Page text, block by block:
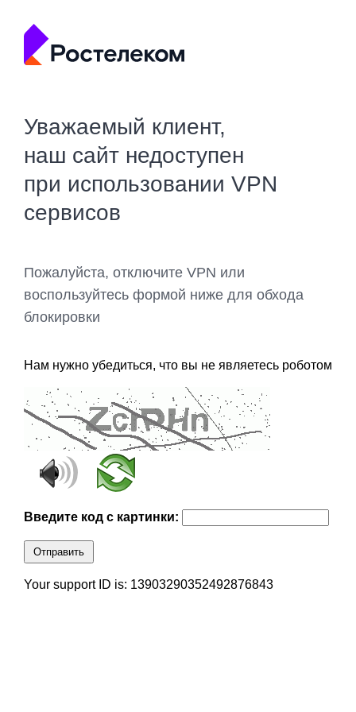
Уважаемый клиент,
наш сайт недоступен
при использовании VPN
сервисов
Пожалуйста, отключите VPN или
воспользуйтесь формой ниже для обхода
блокировки
Нам нужно убедиться, что вы не являетесь роботом
Введите код с картинки:
Отправить
Your support ID is: 13903290352492876843